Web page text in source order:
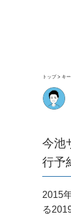
トップ キ
今池
行予
2015
る